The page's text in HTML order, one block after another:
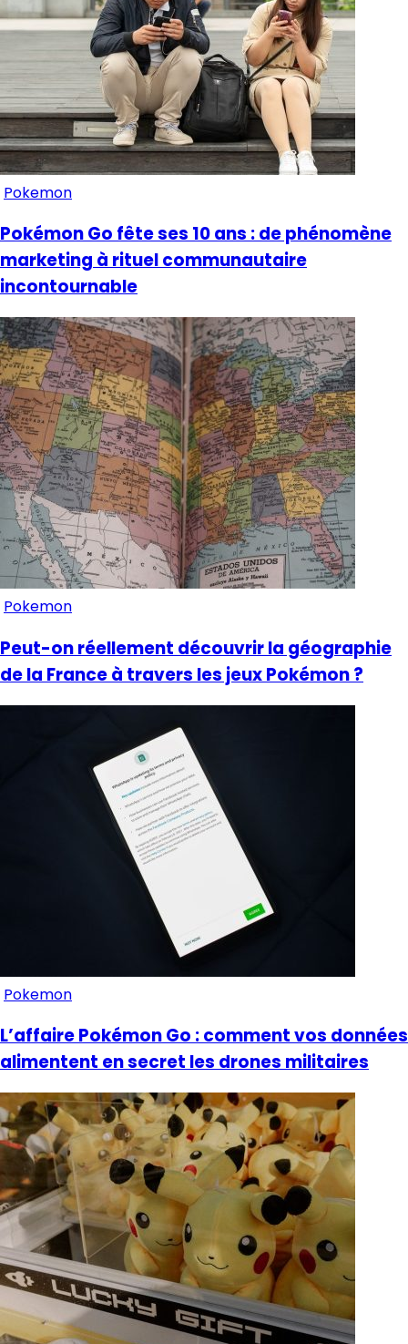
Pokemon
Pokémon Go fête ses 10 ans : de phénomène
marketing à rituel communautaire
incontournable
Pokemon
Peut-on réellement découvrir la géographie
de la France à travers les jeux Pokémon ?
Pokemon
L’affaire Pokémon Go : comment vos données
alimentent en secret les drones militaires